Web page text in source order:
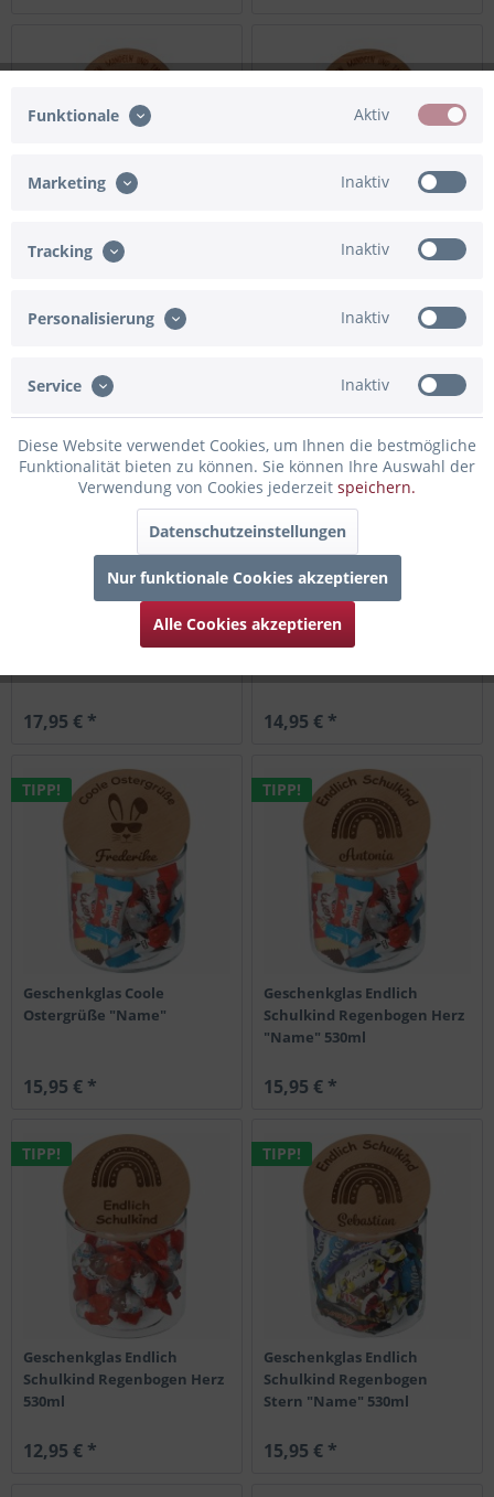
Geschenkglas
TIPP!
Geschenkglas 24 Tage bis
Weihnachten "Name" 880ml
17,95 € *
NEU
Geschenkglas ABI 2026
14,95 € *
TIPP!
Geschenkglas Coole
Ostergrüße "Name"
15,95 € *
TIPP!
Geschenkglas Endlich
Schulkind Regenbogen Herz
"Name" 530ml
15,95 € *
TIPP!
Geschenkglas Endlich
Schulkind Regenbogen Herz
530ml
12,95 € *
TIPP!
Geschenkglas Endlich
Schulkind Regenbogen
Stern "Name" 530ml
15,95 € *
Funktionale Aktiv
Marketing Inaktiv
Tracking Inaktiv
Personalisierung Inaktiv
Service Inaktiv
Diese Website verwendet Cookies, um Ihnen die bestmögliche
Funktionalität bieten zu können. Sie können Ihre Auswahl der
Verwendung von Cookies jederzeit speichern.
Datenschutzeinstellungen
Nur funktionale Cookies akzeptieren
Alle Cookies akzeptieren